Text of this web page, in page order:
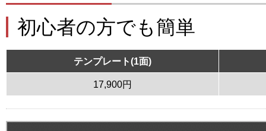
初心者の方でも簡単
テンプレート(1面)
17,900円